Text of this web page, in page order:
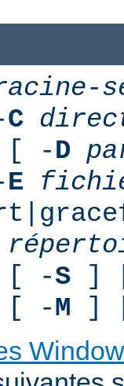
C
-D
E
-S ]
-M ]